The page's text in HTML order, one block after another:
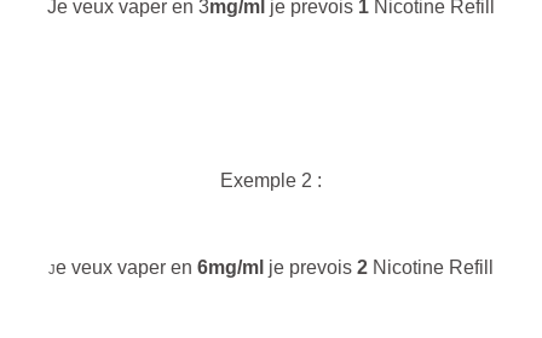
Je veux vaper en 3mg/ml je prevois 1 Nicotine Refill
Exemple 2 :
Je veux vaper en 6mg/ml je prevois 2 Nicotine Refill